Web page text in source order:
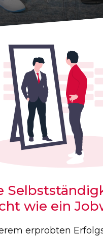
wie ein
erprobten